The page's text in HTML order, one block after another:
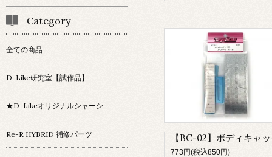
773円(税込850円)
Category
全ての商品
D-Like研究室【試作品】
★D-Likeオリジナルシャーシ
Re-R HYBRID 補修パーツ